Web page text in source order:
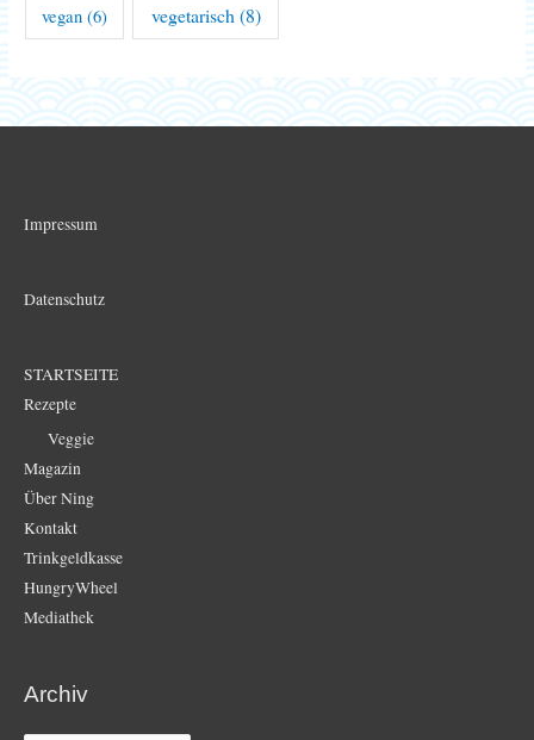
vegan (6) vegetarisch (8)
Impressum
Datenschutz
STARTSEITE
Rezepte
Veggie
Magazin
Über Ning
Kontakt
Trinkgeldkasse
HungryWheel
Mediathek
Archiv